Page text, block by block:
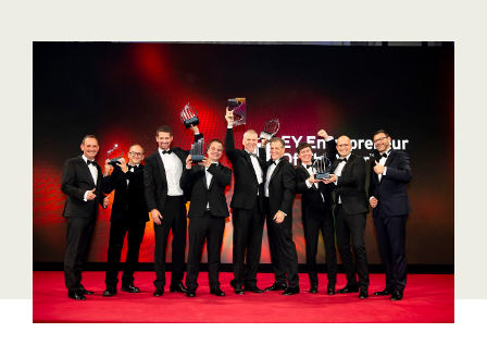
Bundesverband Sonnenschutztechnik
Bühl Center
Cineplexx
Colmobil Austria
Darbo
Essity (SCA)